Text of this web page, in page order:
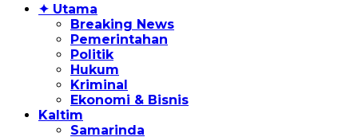
✦ Utama
Breaking News
Pemerintahan
Politik
Hukum
Kriminal
Ekonomi & Bisnis
Kaltim
Samarinda